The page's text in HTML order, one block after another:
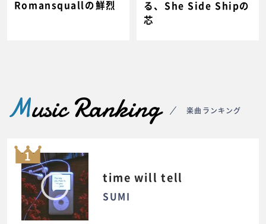
Romansquallの鮮烈
る、She Side Shipの
芯
Music Ranking 楽曲ランキング
1
time will tell
SUMI